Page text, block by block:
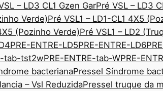
– LD3 CL1 Gzen GarPré VSL – LD3
Verde)Pré VSL1 – LD1-CL1 4X5
(Pozinho Verde)Pré VSL1 – LD2
PRE-ENTRE-LD5PRE-ENTRE-LD6
tab-tst2wPRE-ENTRE-tab-WPRE-
bacterianaPressel Síndrome
– Vsl ReduzidaPressel truque da